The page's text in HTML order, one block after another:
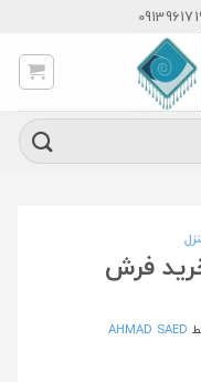
فرش
AHMAD SAED